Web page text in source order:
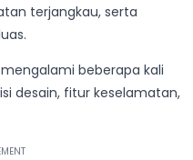
terjangkau, serta
beberapa kali
desain, fitur keselamatan,